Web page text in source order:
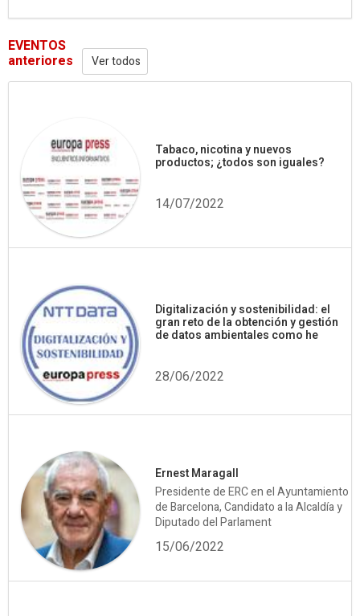
EVENTOS
anteriores Ver todos
Tabaco, nicotina y nuevos
productos; ¿todos son iguales?
14/07/2022
Digitalización y sostenibilidad: el
gran reto de la obtención y gestión
de datos ambientales como he
28/06/2022
Ernest Maragall
Presidente de ERC en el Ayuntamiento
de Barcelona, Candidato a la Alcaldía y
Diputado del Parlament
15/06/2022